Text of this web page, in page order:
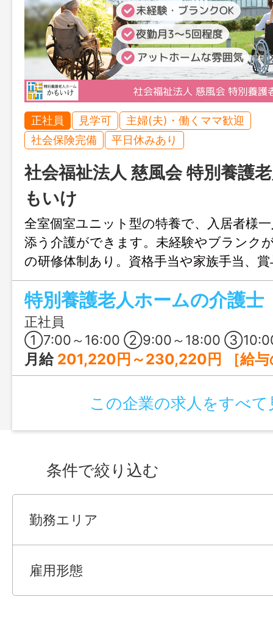
正社員 見学可
主婦(夫)・働くママ歓迎
社会保険完備
平日休みあり
社会福祉法人 慈風会 特別養護
もいけ
全室個室ユニット型の特養で、入居者様
添う介護ができます。未経験やブランク
の研修体制あり。資格手当や家族手当、
も充実し、安心して長く働ける環境です。
特別養護老人ホームの介護士
正社員
①7:00～16:00 ②9:00～18:00 ③10:00～19:00 ④17:00～翌9:00 ※基本①～③のシフト制 ※④
月給 201,220円～230,220円 ［給与の内訳］ 基本給：164,220円～193,220円 処遇改善
この企業の求人をすべて
条件で絞り込む
勤務エリア
雇用形態